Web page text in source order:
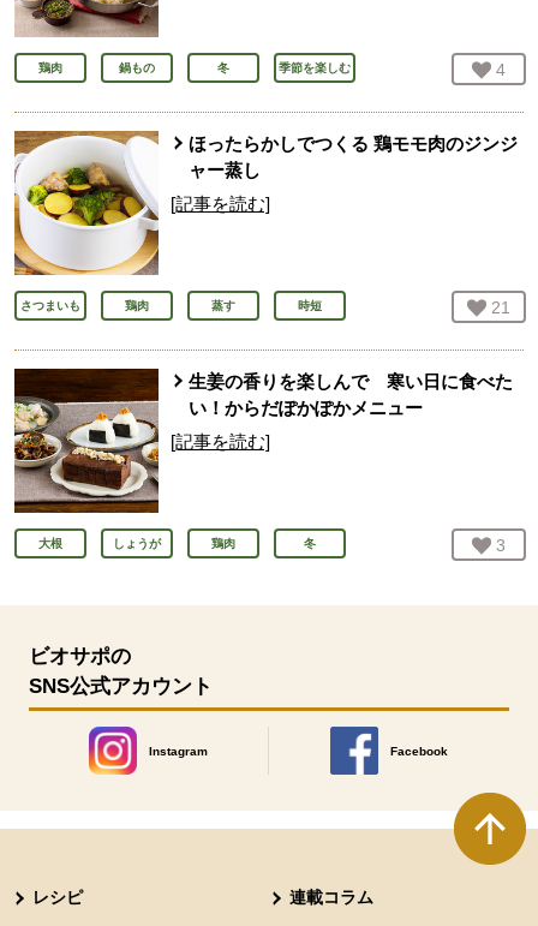
鶏肉 鍋もの 冬 季節を楽しむ お気
4
ほったらかしでつくる 鶏モモ肉のジンジ
ャー蒸し
[記事を読む]
さつまいも 鶏肉 蒸す 時短 お気
21
生姜の香りを楽しんで 寒い日に食べた
い！からだぽかぽかメニュー
[記事を読む]
大根 しょうが 鶏肉 冬 お気
3
ビオサポの
SNS公式アカウント
Instagram
別のウィンドウで開きます。
Facebook
別のウィンドウで開きます
レシピ 連載コラム